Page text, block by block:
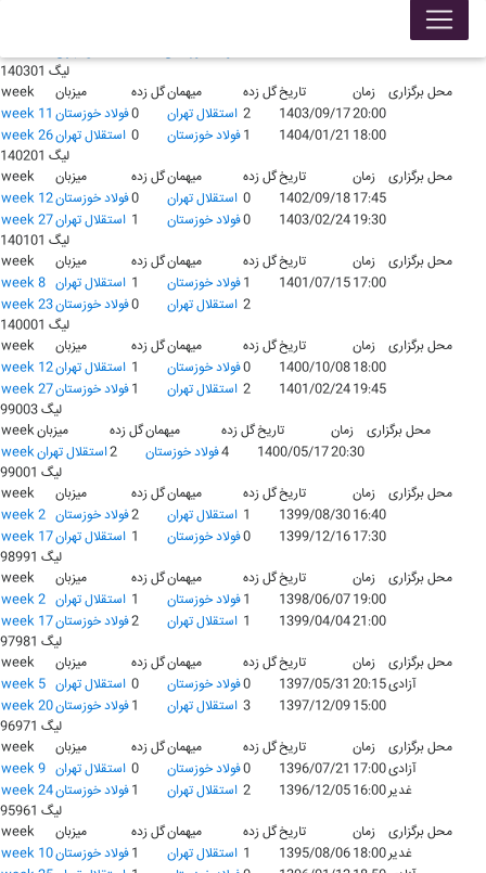
محل برگزاری
لیگ 140301
week
میزبان گل زدهمیهمان گل زدهتاریخ زمان
محل برگزاری
week 11 فولاد خوزستان0 استقلال تهران 2 1403/09/1720:00
week 26استقلال تهران 0 فولاد خوزستان1 1404/01/21 18:00
لیگ 140201
week
میزبان گل زدهمیهمان گل زدهتاریخ زمان
محل برگزاری
week 12فولاد خوزستان0 استقلال تهران 0 1402/09/1817:45
week 27استقلال تهران 1 فولاد خوزستان0 1403/02/2419:30
لیگ 140101
week
میزبان گل زدهمیهمان گل زدهتاریخ زمان
محل برگزاری
week 8 استقلال تهران 1 فولاد خوزستان1 1401/07/1517:00
week 23فولاد خوزستان0 استقلال تهران 2
لیگ 140001
week
میزبان گل زدهمیهمان گل زدهتاریخ زمان
محل برگزاری
week 12استقلال تهران 1 فولاد خوزستان0 1400/10/0818:00
week 27فولاد خوزستان1 استقلال تهران 2 1401/02/2419:45
لیگ 99003
weekمیزبان گل زدهمیهمان گل زدهتاریخ زمان
محل برگزاری
weekاستقلال تهران2 فولاد خوزستان4 1400/05/1720:30
لیگ 99001
week
میزبان گل زدهمیهمان گل زدهتاریخ زمان
محل برگزاری
week 2 فولاد خوزستان2 استقلال تهران 1 1399/08/3016:40
week 17استقلال تهران 1 فولاد خوزستان0 1399/12/1617:30
لیگ 98991
week
میزبان گل زدهمیهمان گل زدهتاریخ زمان
محل برگزاری
week 2 استقلال تهران 1 فولاد خوزستان1 1398/06/0719:00
week 17فولاد خوزستان2 استقلال تهران 1 1399/04/0421:00
لیگ 97981
week
میزبان گل زدهمیهمان گل زدهتاریخ زمان
محل برگزاری
week 5 استقلال تهران 0 فولاد خوزستان0 1397/05/31 20:15آزادی
week 20فولاد خوزستان1 استقلال تهران 3 1397/12/0915:00
لیگ 96971
week
میزبان گل زدهمیهمان گل زدهتاریخ زمان
محل برگزاری
week 9 استقلال تهران 0 فولاد خوزستان0 1396/07/21 17:00آزادی
week 24فولاد خوزستان1 استقلال تهران 2 1396/12/0516:00غدیر
لیگ 95961
week
میزبان گل زدهمیهمان گل زدهتاریخ زمان
محل برگزاری
week 10فولاد خوزستان1 استقلال تهران 1 1395/08/0618:00غدیر